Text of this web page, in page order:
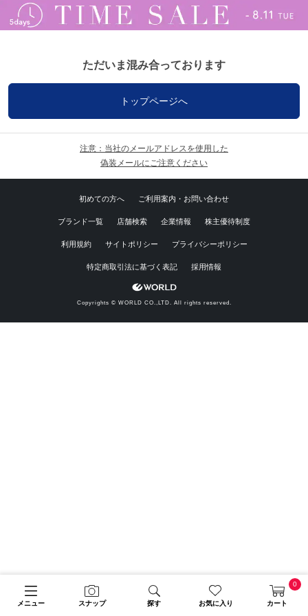
メニュー スナップ 探す お気に入り カート
0
ただいま混み合っております
トップページへ
注意：当社のメールアドレスを使用した
偽装メールにご注意ください
初めての方へ ご利用案内・お問い合わせ
ブランド一覧 店舗検索 企業情報 株主優待制度
利用規約 サイトポリシー プライバシーポリシー
特定商取引法に基づく表記 採用情報
Copyrights © WORLD CO.,LTD. All rights reserved.